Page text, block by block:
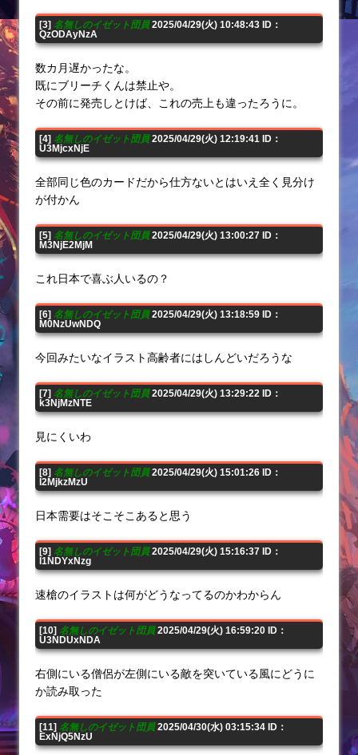
[3] 名無しのイゼット団員2025/04/29(火) 10:48:43 ID：
QzODAyNzA
数カ月遅かったな。
既にブリーチくんは禁止や。
その前に発売しとけば、これの売上も違ったろうに。
[4] 名無しのイゼット団員2025/04/29(火) 12:19:41 ID：
U3MjcxNjE
全部同じ色のカードだから仕方ないとはいえ全く見分け
が付かん
[5] 名無しのイゼット団員2025/04/29(火) 13:00:27 ID：
M3NjE2MjM
これ日本で喜ぶ人いるの？
[6] 名無しのイゼット団員2025/04/29(火) 13:18:59 ID：
M0NzUwNDQ
今回みたいなイラスト高齢者にはしんどいだろうな
[7] 名無しのイゼット団員2025/04/29(火) 13:29:22 ID：
k3NjMzNTE
見にくいわ
[8] 名無しのイゼット団員2025/04/29(火) 15:01:26 ID：
I2MjkzMzU
日本需要はそこそこあると思う
[9] 名無しのイゼット団員2025/04/29(火) 15:16:37 ID：
I1NDYxNzg
速槍のイラストは何がどうなってるのかわからん
[10] 名無しのイゼット団員2025/04/29(火) 16:59:20 ID：
U3NDUxNDA
右側にいる僧侶が左側にいる敵を突いている風にどうに
か読み取った
[11] 名無しのイゼット団員2025/04/30(水) 03:15:34 ID：
ExNjQ5NzU